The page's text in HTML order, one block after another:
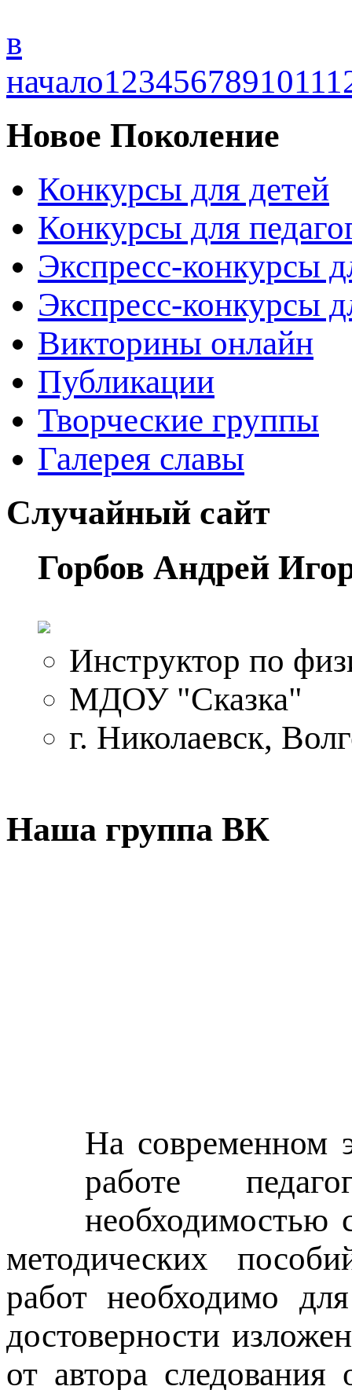
в
начало1234567891011
Новое Поколение
Конкурсы для детей
Конкурсы для
Экспресс-конкурсы
Экспресс-конкурсы
Викторины онлайн
Публикации
Творческие группы
Галерея славы
Случайный сайт
Горбов Андрей
Инструктор по
МДОУ "Сказка"
г. Николаевск,
Наша группа ВК
На современном
работе
необходимостью
методических
работ необходимо
достоверности
от автора